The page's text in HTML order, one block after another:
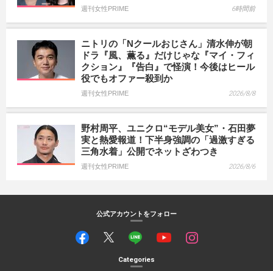
週刊女性PRIME 6時間前
ニトリの「Nクールおじさん」清水伸が朝
ドラ『風、薫る』だけじゃな『マイ・フィ
クション』『告白』で怪演！今後はヒール
役でもオファー殺到か
週刊女性PRIME 2026/8/8
野村周平、ユニクロ“モデル美女”・石田夢
実と熱愛報道！下半身強調の「過激すぎる
三角水着」公開でネットざわつき
週刊女性PRIME 2026/8/6
公式アカウントをフォロー
Categories